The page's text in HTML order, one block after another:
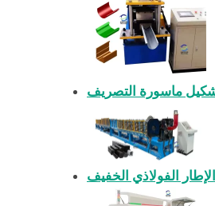
ماسورة التصريف
الفولاذي الخفيف